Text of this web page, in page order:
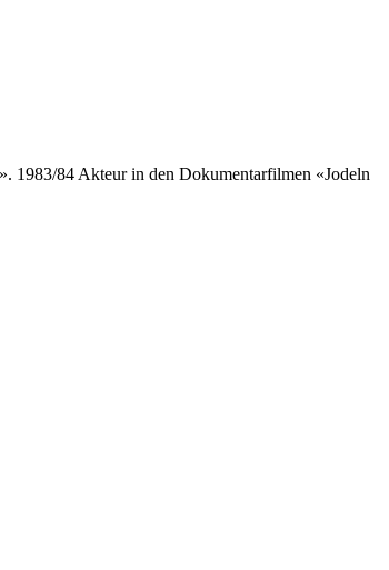
1983/84 Akteur in den Dokumentarfilmen «Jodeln